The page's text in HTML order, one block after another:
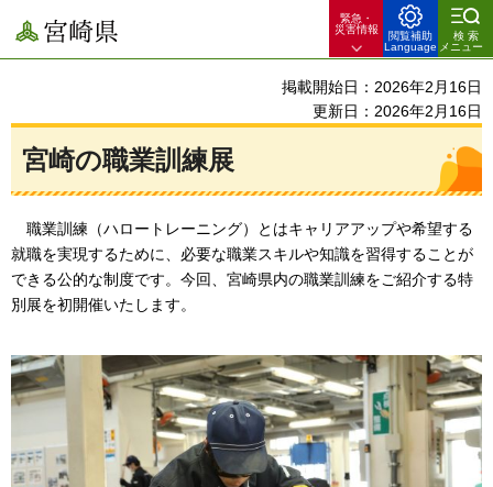
宮崎県
緊急・
災害情報
閲覧補助
Language
検索
メニュー
掲載開始日：2026年2月16日
更新日：2026年2月16日
宮崎の職業訓練展
職業訓練（ハロートレーニング）とはキャリアアップや希望する
就職を実現するために、必要な職業スキルや知識を習得することが
できる公的な制度です。今回、宮崎県内の職業訓練をご紹介する特
別展を初開催いたします。